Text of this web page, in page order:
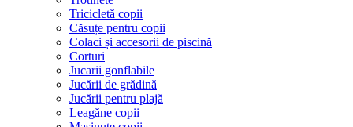
Tricicletă copii
Căsuțe pentru copii
Colaci și accesorii de piscină
Corturi
Jucarii gonflabile
Jucării de grădină
Jucării pentru plajă
Leagăne copii